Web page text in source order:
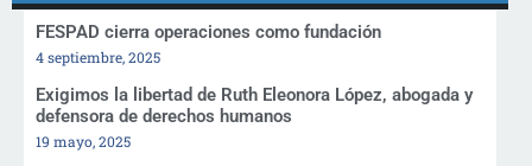
FESPAD cierra operaciones como fundación
4 septiembre, 2025
Exigimos la libertad de Ruth Eleonora López, abogada y
defensora de derechos humanos
19 mayo, 2025